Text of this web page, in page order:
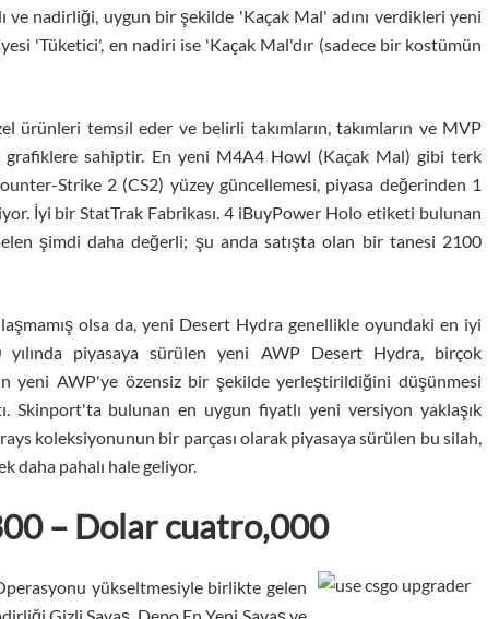
ve nadirliği, uygun bir şekilde 'Kaçak Mal' adını verdikleri yeni
'Tüketici', en nadiri ise 'Kaçak Mal'dır (sadece bir kostümün
ürünleri temsil eder ve belirli takımların, takımların ve MVP
grafiklere sahiptir. En yeni M4A4 Howl (Kaçak Mal) gibi terk
Strike 2 (CS2) yüzey güncellemesi, piyasa değerinden 1
İyi bir StatTrak Fabrikası. 4 iBuyPower Holo etiketi bulunan
şimdi daha değerli; şu anda satışta olan bir tanesi 2100
olsa da, yeni Desert Hydra genellikle oyundaki en iyi
piyasaya sürülen yeni AWP Desert Hydra, birçok
yeni AWP'ye özensiz bir şekilde yerleştirildiğini düşünmesi
Skinport'ta bulunan en uygun fiyatlı yeni versiyon yaklaşık
koleksiyonunun bir parçası olarak piyasaya sürülen bu silah,
daha pahalı hale geliyor.
– Dolar cuatro,000
yükseltmesiyle birlikte gelen